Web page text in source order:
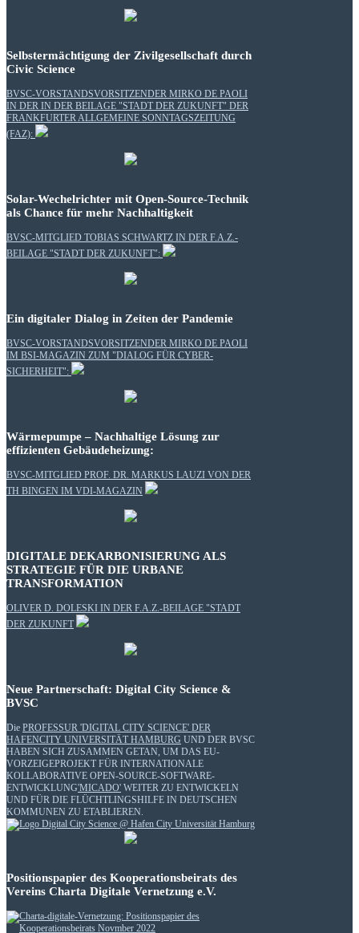
Selbstermächtigung der Zivilgesellschaft durch
Civic Science
BVSC-VORSTANDSVORSITZENDER MIRKO DE PAOLI
IN DER IN DER BEILAGE "STADT DER ZUKUNFT" DER
FRANKFURTER ALLGEMEINE SONNTAGSZEITUNG
(FAZ):
Solar-Wechelrichter mit Open-Source-Technik
als Chance für mehr Nachhaltigkeit
BVSC-MITGLIED TOBIAS SCHWARTZ IN DER F.A.Z.-
BEILAGE "STADT DER ZUKUNFT":
Ein digitaler Dialog in Zeiten der Pandemie
BVSC-VORSTANDSVORSITZENDER MIRKO DE PAOLI
IM BSI-MAGAZIN ZUM "DIALOG FÜR CYBER-
SICHERHEIT":
Wärmepumpe – Nachhaltige Lösung zur
effizienten Gebäudeheizung:
BVSC-MITGLIED PROF. DR. MARKUS LAUZI VON DER
TH BINGEN IM VDI-MAGAZIN
DIGITALE DEKARBONISIERUNG ALS
STRATEGIE FÜR DIE URBANE
TRANSFORMATION
OLIVER D. DOLESKI IN DER F.A.Z.-BEILAGE "STADT
DER ZUKUNFT
Neue Partnerschaft: Digital City Science &
BVSC
Die PROFESSUR 'DIGITAL CITY SCIENCE' DER
HAFENCITY UNIVERSITÄT HAMBURG UND DER BVSC
HABEN SICH ZUSAMMEN GETAN, UM DAS EU-
VORZEIGEPROJEKT FÜR INTERNATIONALE
KOLLABORATIVE OPEN-SOURCE-SOFTWARE-
ENTWICKLUNG'MICADO' WEITER ZU ENTWICKELN
UND FÜR DIE FLÜCHTLINGSHILFE IN DEUTSCHEN
KOMMUNEN ZU ETABLIEREN.
Positionspapier des Kooperationsbeirats des
Vereins Charta Digitale Vernetzung e.V.